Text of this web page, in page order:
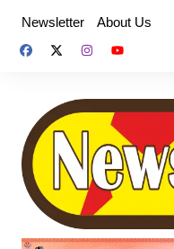
content
Newsletter About Us